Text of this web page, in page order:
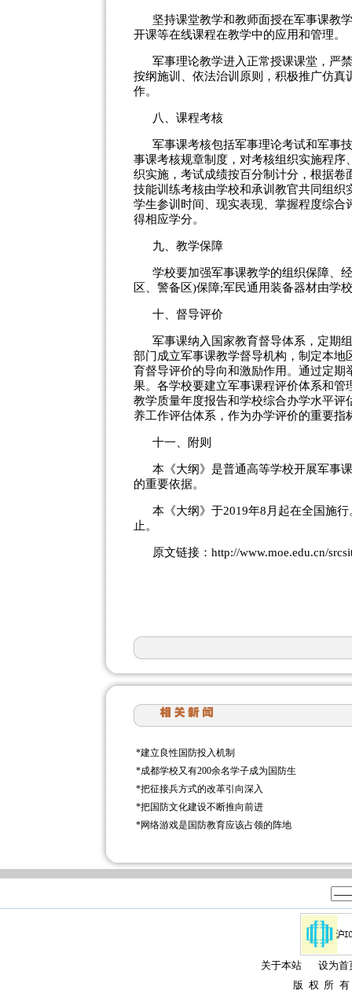
坚持课堂教学和教师面授在军事课教
开课等在线课程在教学中的应用和管理。
军事理论教学进入正常授课课堂，严
按纲施训、依法治训原则，积极推广仿
作。
八、课程考核
军事课考核包括军事理论考试和军事
事课考核规章制度，对考核组织实施程
织实施，考试成绩按百分制计分，根据
技能训练考核由学校和承训教官共同组
学生参训时间、现实表现、掌握程度综
得相应学分。
九、教学保障
学校要加强军事课教学的组织保障、
区、警备区)保障;军民通用装备器材由学
十、督导评价
军事课纳入国家教育督导体系，定期
部门成立军事课教学督导机构，制定本
育督导评价的导向和激励作用。通过定
果。各学校要建立军事课程评价体系和
教学质量年度报告和学校综合办学水平
养工作评估体系，作为办学评价的重要指
十一、附则
本《大纲》是普通高等学校开展军事
的重要依据。
本《大纲》于2019年8月起在全国施
止。
原文链接：http://www.moe.edu.cn/
*建立良性国防投入机制
*成都学校又有200余名学子成为国防生
*把征接兵方式的改革引向深入
*把国防文化建设不断推向前进
*网络游戏是国防教育应该占领的阵地